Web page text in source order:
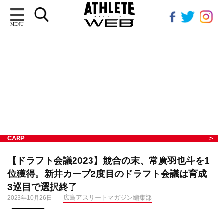
MENU
CARP
【ドラフト会議2023】競合の末、常廣羽也斗を1
位獲得。新井カープ2度目のドラフト会議は育成
3巡目で選択終了
2023年10月26日 広島アスリートマガジン編集部